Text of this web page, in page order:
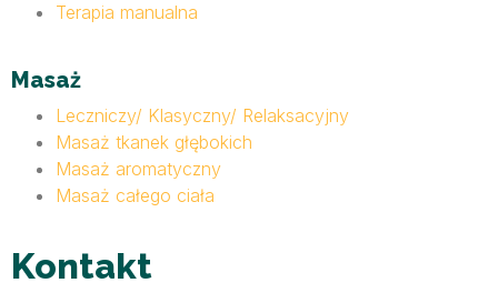
Terapia manualna
Masaż
Leczniczy/ Klasyczny/ Relaksacyjny
Masaż tkanek głębokich
Masaż aromatyczny
Masaż całego ciała
Kontakt